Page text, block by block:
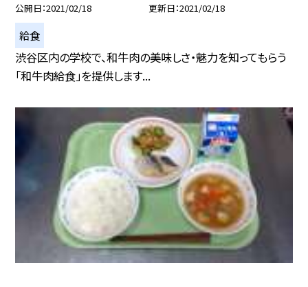
公開日 2021/02/18 更新日 2021/02/18
給食
渋谷区内の学校で、和牛肉の美味しさ・魅力を知ってもらう
「和牛肉給食」を提供します...